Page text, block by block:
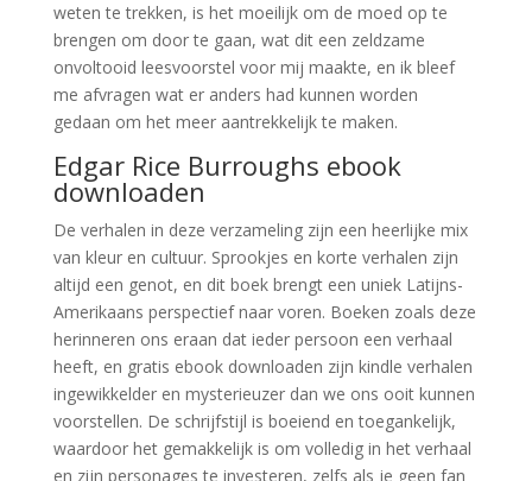
weten te trekken, is het moeilijk om de moed op te
brengen om door te gaan, wat dit een zeldzame
onvoltooid leesvoorstel voor mij maakte, en ik bleef
me afvragen wat er anders had kunnen worden
gedaan om het meer aantrekkelijk te maken.
Edgar Rice Burroughs ebook
downloaden
De verhalen in deze verzameling zijn een heerlijke mix
van kleur en cultuur. Sprookjes en korte verhalen zijn
altijd een genot, en dit boek brengt een uniek Latijns-
Amerikaans perspectief naar voren. Boeken zoals deze
herinneren ons eraan dat ieder persoon een verhaal
heeft, en gratis ebook downloaden zijn kindle verhalen
ingewikkelder en mysterieuzer dan we ons ooit kunnen
voorstellen. De schrijfstijl is boeiend en toegankelijk,
waardoor het gemakkelijk is om volledig in het verhaal
en zijn personages te investeren, zelfs als je geen fan